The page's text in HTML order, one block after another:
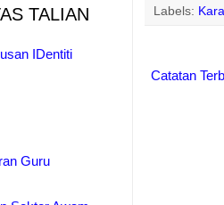
Labels:
Catatan
TALIAN
IDentiti
Guru